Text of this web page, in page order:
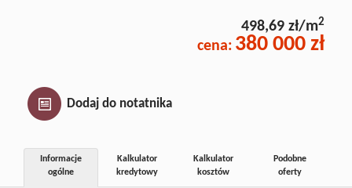
498,69 zł/m2
cena: 380 000 zł
Dodaj do notatnika
Informacje
ogólne
Kalkulator
kredytowy
Kalkulator
kosztów
Podobne
oferty